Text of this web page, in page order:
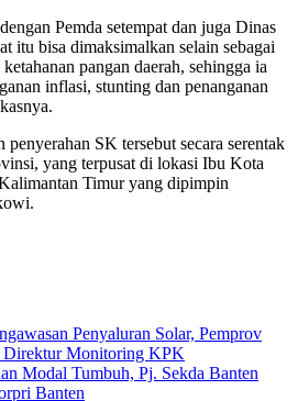
Pemda setempat dan juga Dinas
itu bisa dimaksimalkan selain sebagai
pangan daerah, sehingga ia
inflasi, stunting dan penanganan
penyerahan SK tersebut secara serentak
yang terpusat di lokasi Ibu Kota
Timur yang dipimpin
Penyaluran Solar, Pemprov
Direktur Monitoring KPK
Modal Tumbuh, Pj. Sekda Banten
Banten